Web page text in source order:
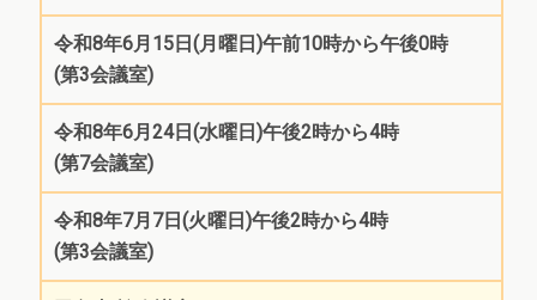
令和8年6月15日(月曜日)午前10時から午後0時
(第3会議室)
令和8年6月24日(水曜日)午後2時から4時
(第7会議室)
令和8年7月7日(火曜日)午後2時から4時
(第3会議室)